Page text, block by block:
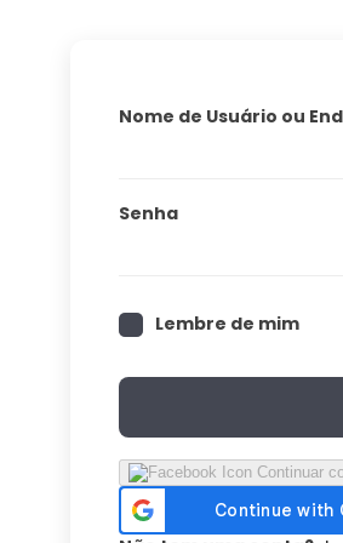
Nome de Usuário ou
Senha
Lembre de mim
Continuar